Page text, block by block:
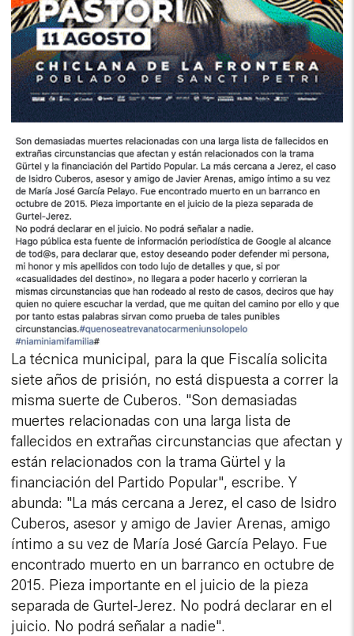
La técnica municipal, para la que Fiscalía solicita
siete años de prisión, no está dispuesta a correr la
misma suerte de Cuberos. "Son demasiadas
muertes relacionadas con una larga lista de
fallecidos en extrañas circunstancias que afectan y
están relacionados con la trama Gürtel y la
financiación del Partido Popular", escribe. Y
abunda: "La más cercana a Jerez, el caso de Isidro
Cuberos, asesor y amigo de Javier Arenas, amigo
íntimo a su vez de María José García Pelayo. Fue
encontrado muerto en un barranco en octubre de
2015. Pieza importante en el juicio de la pieza
separada de Gurtel-Jerez. No podrá declarar en el
juicio. No podrá señalar a nadie".